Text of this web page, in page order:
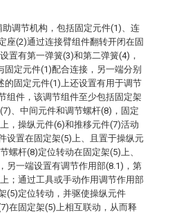
调节机构，包括固定元件(1)、连
座(2)通过连接臂组件翻转开闭在固
置有第一弹簧(3)和第二弹簧(4)，
定元件(1)配合连接，另一端分别
的固定元件(1)上还设置有用于调节
组件，该调节组件至少包括固定架
、中间元件和调节螺杆(8)，固定
，操纵元件(6)和推移元件(7)活动
设置在固定架(5)上、且置于操纵元
螺杆(8)定位转动在固定架(5)上、
另一端设置有调节作用部(8.1)，第
；通过工具或手动作用调节作用部
(5)定位转动，并驱使操纵元件
在固定架(5)上相互联动，从而释